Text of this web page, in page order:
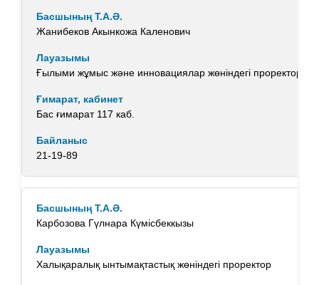
Жанибеков Акынкожа Каленович
Ғылыми жұмыс және инновациялар жөніндегі проректор
Бас ғимарат 117 каб.
21-19-89
Карбозова Гүлнара Күмісбеккызы
Халықаралық ынтымақтастық жөніндегі проректор